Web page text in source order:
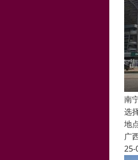
南
选
地
广
25-